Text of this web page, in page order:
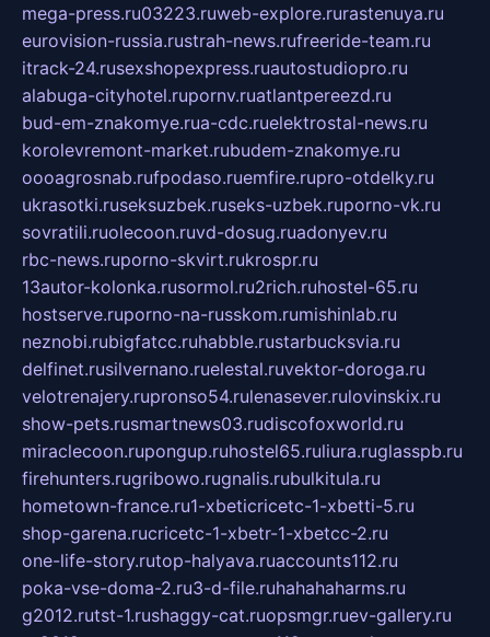
mega-press.ru03223.ruweb-explore.rurastenuya.ru
eurovision-russia.rustrah-news.rufreeride-team.ru
itrack-24.rusexshopexpress.ruautostudiopro.ru
alabuga-cityhotel.rupornv.ruatlantpereezd.ru
bud-em-znakomye.rua-cdc.ruelektrostal-news.ru
korolevremont-market.rubudem-znakomye.ru
oooagrosnab.rufpodaso.ruemfire.rupro-otdelky.ru
ukrasotki.ruseksuzbek.ruseks-uzbek.ruporno-vk.ru
sovratili.ruolecoon.ruvd-dosug.ruadonyev.ru
rbc-news.ruporno-skvirt.rukrospr.ru
13autor-kolonka.rusormol.ru2rich.ruhostel-65.ru
hostserve.ruporno-na-russkom.rumishinlab.ru
neznobi.rubigfatcc.ruhabble.rustarbucksvia.ru
delfinet.rusilvernano.ruelestal.ruvektor-doroga.ru
velotrenajery.rupronso54.rulenasever.rulovinskix.ru
show-pets.rusmartnews03.rudiscofoxworld.ru
miraclecoon.rupongup.ruhostel65.ruliura.ruglasspb.ru
firehunters.rugribowo.rugnalis.rubulkitula.ru
hometown-france.ru1-xbeticricetc-1-xbetti-5.ru
shop-garena.rucricetc-1-xbetr-1-xbetcc-2.ru
one-life-story.rutop-halyava.ruaccounts112.ru
poka-vse-doma-2.ru3-d-file.ruhahahaharms.ru
g2012.rutst-1.rushaggy-cat.ruopsmgr.ruev-gallery.ru